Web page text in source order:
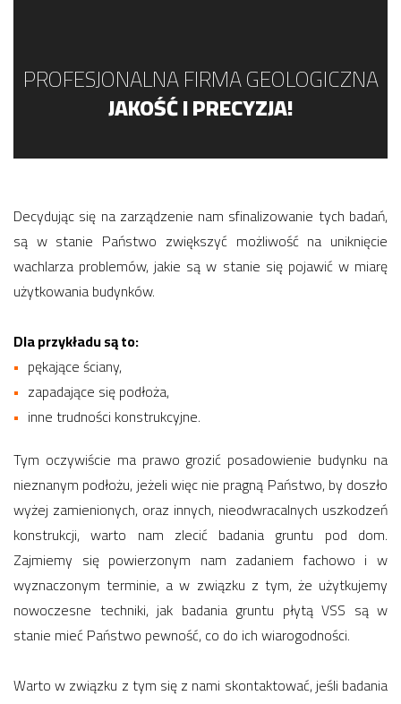
PROFESJONALNA FIRMA GEOLOGICZNA
JAKOŚĆ I PRECYZJA!
Decydując się na zarządzenie nam sfinalizowanie tych badań,
są w stanie Państwo zwiększyć możliwość na uniknięcie
wachlarza problemów, jakie są w stanie się pojawić w miarę
użytkowania budynków.
Dla przykładu są to:
pękające ściany,
zapadające się podłoża,
inne trudności konstrukcyjne.
Tym oczywiście ma prawo grozić posadowienie budynku na
nieznanym podłożu, jeżeli więc nie pragną Państwo, by doszło
wyżej zamienionych, oraz innych, nieodwracalnych uszkodzeń
konstrukcji, warto nam zlecić badania gruntu pod dom.
Zajmiemy się powierzonym nam zadaniem fachowo i w
wyznaczonym terminie, a w związku z tym, że użytkujemy
nowoczesne techniki, jak badania gruntu płytą VSS są w
stanie mieć Państwo pewność, co do ich wiarogodności.
Warto w związku z tym się z nami skontaktować, jeśli badania